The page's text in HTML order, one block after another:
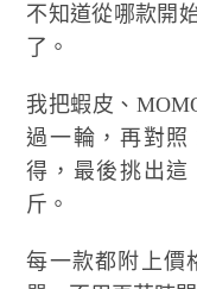
不知道從哪款開
了。
我把蝦皮、
過一輪，再對照
得，最後挑出這
斤。
每一款都附上價